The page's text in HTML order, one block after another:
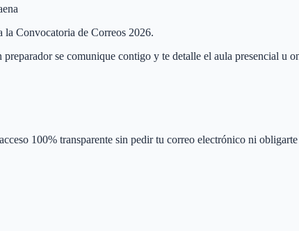
la Convocatoria de Correos 2026.
se comunique contigo y te detalle el aula presencial u
100% transparente sin pedir tu correo electrónico ni